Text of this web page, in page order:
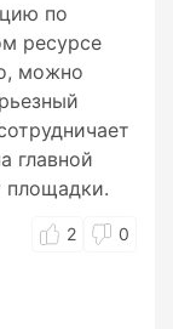
по
ресурсе
можно
главной
площадки.
2 0